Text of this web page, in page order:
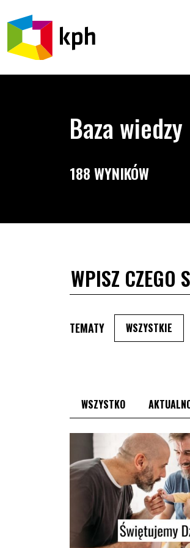
PRZEJDŹ DO TREŚCI
Baza wiedzy
188 WYNIKÓW
Opcje wyszukiwania i
Wyszukiwarka
TEMATY WSZYSTKIE
WSZYSTKOPO WYBRANIU